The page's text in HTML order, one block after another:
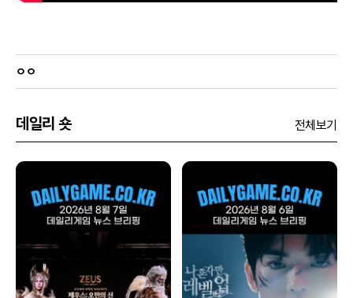
ㅇㅇ
데일리 숏 전체보기